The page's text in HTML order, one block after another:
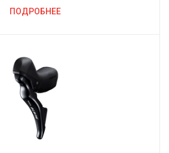
ПОДРОБНЕЕ